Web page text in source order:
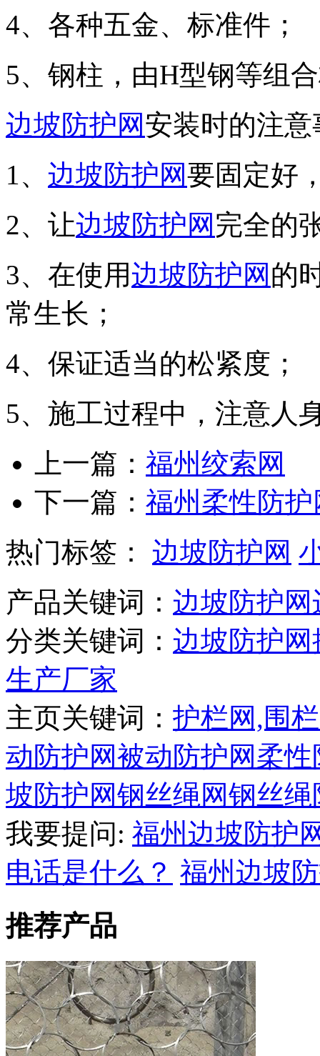
4、各种五金、标准件；
5、钢柱，由H型钢等组
边坡防护网安装时的注意
1、 边坡防护网要固定好
2、让边坡防护网 完全的
3、在使用边坡防护网 的
常生长；
4、保证适当的松紧度；
5、施工过程中，注意人
上一篇： 福州绞索网
下一篇： 福州柔性防护
热门标签：
边坡防护网
产品关键词： 边坡防护网
分类关键词： 边坡防护网
生产厂家
主页关键词： 护栏网,围
动防护网被动防护网柔性
坡防护网钢丝绳网钢丝绳
我要提问: 福州边坡防护
电话是什么？ 福州边坡
推荐产品